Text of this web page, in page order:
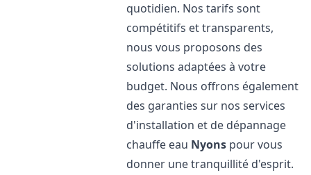
quotidien. Nos tarifs sont
compétitifs et transparents,
nous vous proposons des
solutions adaptées à votre
budget. Nous offrons également
des garanties sur nos services
d'installation et de dépannage
chauffe eau Nyons pour vous
donner une tranquillité d'esprit.